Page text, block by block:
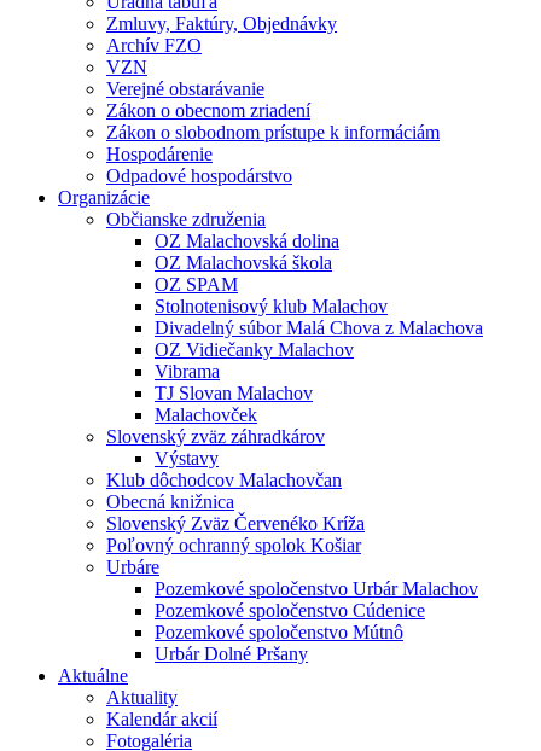
Zmluvy, Faktúry, Objednávky
Archív FZO
VZN
Verejné obstarávanie
Zákon o obecnom zriadení
Zákon o slobodnom prístupe k informáciám
Hospodárenie
Odpadové hospodárstvo
Organizácie
Občianske združenia
OZ Malachovská dolina
OZ Malachovská škola
OZ SPAM
Stolnotenisový klub Malachov
Divadelný súbor Malá Chova z Malachova
OZ Vidiečanky Malachov
Vibrama
TJ Slovan Malachov
Malachovček
Slovenský zväz záhradkárov
Výstavy
Klub dôchodcov Malachovčan
Obecná knižnica
Slovenský Zväz Červenéko Kríža
Poľovný ochranný spolok Košiar
Urbáre
Pozemkové spoločenstvo Urbár Malachov
Pozemkové spoločenstvo Cúdenice
Pozemkové spoločenstvo Mútnô
Urbár Dolné Pršany
Aktuálne
Aktuality
Kalendár akcií
Fotogaléria